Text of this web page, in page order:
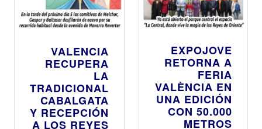
VALENCIA
RECUPERA
LA
TRADICIONAL
CABALGATA
Y RECEPCIÓN
A LOS REYES
EXPOJOVE
RETORNA A
FERIA
VALÈNCIA EN
UNA EDICIÓN
CON 50.000
METROS